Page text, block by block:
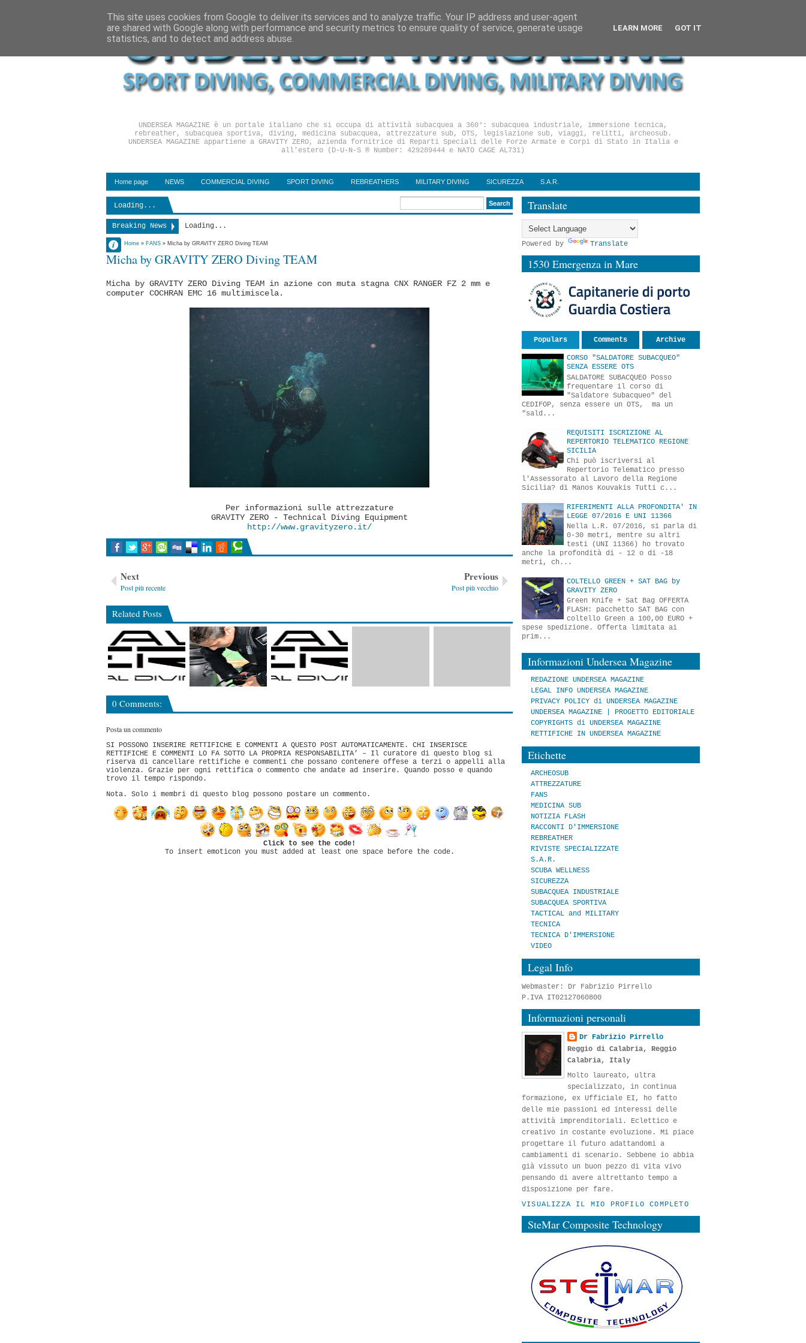
UNDERSEA MAGAZINE è un portale italiano che si occupa di attività subacquea a 360°: subacquea industriale, immersione tecnica,
rebreather, subacquea sportiva, diving, medicina subacquea, attrezzature sub, OTS, legislazione sub, viaggi, relitti, archeosub.
UNDERSEA MAGAZINE appartiene a GRAVITY ZERO, azienda fornitrice di Reparti Speciali delle Forze Armate e Corpi di Stato in Italia e
all'estero (D-U-N-S ® Number: 429289444 e NATO CAGE AL731)
Home page NEWS COMMERCIAL DIVING SPORT DIVING REBREATHERS MILITARY DIVING SICUREZZA S.A.R.
Loading...
Breaking News Loading...
Home » FANS » Micha by GRAVITY ZERO Diving TEAM
Micha by GRAVITY ZERO Diving TEAM
Dr Fabrizio
Pirrello
26 ottobre
No Comment
Micha by GRAVITY ZERO Diving TEAM in azione con muta stagna CNX RANGER FZ 2 mm e
computer COCHRAN EMC 16 multimiscela.
Per informazioni sulle attrezzature
GRAVITY ZERO - Technical Diving Equipment
http://www.gravityzero.it/
Next
Post più recente
Previous
Post più vecchio
Related Posts
0 Comments:
Posta un commento
SI POSSONO INSERIRE RETTIFICHE E COMMENTI A QUESTO POST AUTOMATICAMENTE. CHI INSERISCE
RETTIFICHE E COMMENTI LO FA SOTTO LA PROPRIA RESPONSABILITA’ – Il curatore di questo blog si
riserva di cancellare rettifiche e commenti che possano contenere offese a terzi o appelli alla
violenza. Grazie per ogni rettifica o commento che andate ad inserire. Quando posso e quando
trovo il tempo rispondo.
Nota. Solo i membri di questo blog possono postare un commento.
Click to see the code!
To insert emoticon you must added at least one space before the code.
Translate
Powered by Translate
1530 Emergenza in Mare
Populars Comments Archive
CORSO "SALDATORE SUBACQUEO"
SENZA ESSERE OTS
SALDATORE SUBACQUEO Posso
frequentare il corso di
"Saldatore Subacqueo" del
CEDIFOP, senza essere un OTS, ma un
"sald...
REQUISITI ISCRIZIONE AL
REPERTORIO TELEMATICO REGIONE
SICILIA
Chi può iscriversi al
Repertorio Telematico presso
l'Assessorato al Lavoro della Regione
Sicilia? di Manos Kouvakis Tutti c...
RIFERIMENTI ALLA PROFONDITA' IN
LEGGE 07/2016 E UNI 11366
Nella L.R. 07/2016, si parla di
0-30 metri, mentre su altri
testi (UNI 11366) ho trovato
anche la profondità di - 12 o di -18
metri, ch...
COLTELLO GREEN + SAT BAG by
GRAVITY ZERO
Green Knife + Sat Bag OFFERTA
FLASH: pacchetto SAT BAG con
coltello Green a 100,00 EURO +
spese spedizione. Offerta limitata ai
prim...
Informazioni Undersea Magazine
REDAZIONE UNDERSEA MAGAZINE
LEGAL INFO UNDERSEA MAGAZINE
PRIVACY POLICY di UNDERSEA MAGAZINE
UNDERSEA MAGAZINE | PROGETTO EDITORIALE
COPYRIGHTS di UNDERSEA MAGAZINE
RETTIFICHE IN UNDERSEA MAGAZINE
Etichette
ARCHEOSUB
ATTREZZATURE
FANS
MEDICINA SUB
NOTIZIA FLASH
RACCONTI D'IMMERSIONE
REBREATHER
RIVISTE SPECIALIZZATE
S.A.R.
SCUBA WELLNESS
SICUREZZA
SUBACQUEA INDUSTRIALE
SUBACQUEA SPORTIVA
TACTICAL and MILITARY
TECNICA
TECNICA D'IMMERSIONE
VIDEO
Legal Info
Webmaster: Dr Fabrizio Pirrello
P.IVA IT02127060800
Informazioni personali
Dr Fabrizio Pirrello
Reggio di Calabria, Reggio
Calabria, Italy
Molto laureato, ultra
specializzato, in continua
formazione, ex Ufficiale EI, ho fatto
delle mie passioni ed interessi delle
attività imprenditoriali. Eclettico e
creativo in costante evoluzione. Mi piace
progettare il futuro adattandomi a
cambiamenti di scenario. Sebbene io abbia
già vissuto un buon pezzo di vita vivo
pensando di avere altrettanto tempo a
disposizione per fare.
VISUALIZZA IL MIO PROFILO COMPLETO
SteMar Composite Technology
This site uses cookies from Google to deliver its services and to analyze traffic. Your IP address and user-agent
are shared with Google along with performance and security metrics to ensure quality of service, generate usage
statistics, and to detect and address abuse.
LEARN MORE GOT IT